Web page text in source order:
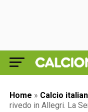
Home » Calcio
rivedo in Allegri. La